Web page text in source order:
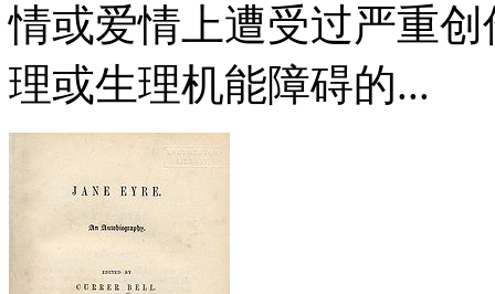
情或爱情上遭受过严重
理或生理机能障碍的...